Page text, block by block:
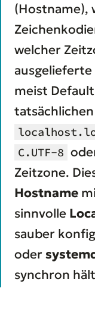
(Hostname),
welcher
meist
C.UTF-8
Zeitzone.
Hostname
sinnvolle
sauber
oder
synchron